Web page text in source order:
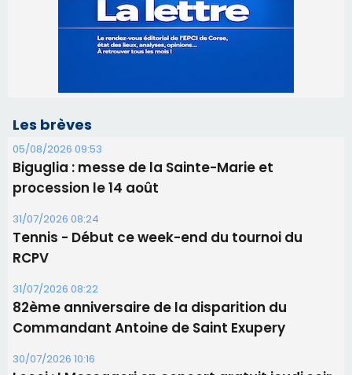
05/08/2026 09:53
Biguglia : messe de la Sainte-Marie et
procession le 14 août
Tennis - Début ce week-end du tournoi du
31/07/2026 08:22
82ème anniversaire de la disparition du
Commandant Antoine de Saint Exupery
30/07/2026 10:16
Lecci : I Messageri en concert gratuit jeudi soir
30/07/2026 09:55
Corte : I Chjami Aghjalesi en concert ce soir
30/07/2026 08:33
Bastia - Assunta Gloriosa à la Cathédrale
Sainte-Marie